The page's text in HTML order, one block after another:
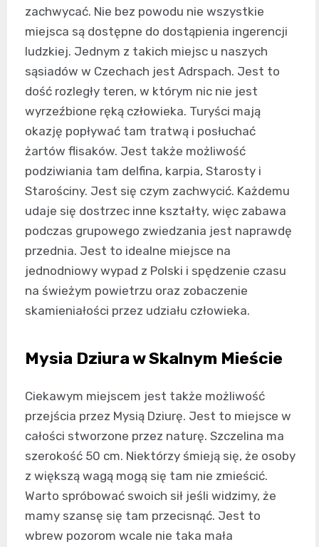
zachwycać. Nie bez powodu nie wszystkie
miejsca są dostępne do dostąpienia ingerencji
ludzkiej. Jednym z takich miejsc u naszych
sąsiadów w Czechach jest Adrspach. Jest to
dość rozległy teren, w którym nic nie jest
wyrzeźbione ręką człowieka. Turyści mają
okazję popływać tam tratwą i posłuchać
żartów flisaków. Jest także możliwość
podziwiania tam delfina, karpia, Starosty i
Starościny. Jest się czym zachwycić. Każdemu
udaje się dostrzec inne kształty, więc zabawa
podczas grupowego zwiedzania jest naprawdę
przednia. Jest to idealne miejsce na
jednodniowy wypad z Polski i spędzenie czasu
na świeżym powietrzu oraz zobaczenie
skamieniałości przez udziału człowieka.
Mysia Dziura w Skalnym Mieście
Ciekawym miejscem jest także możliwość
przejścia przez Mysią Dziurę. Jest to miejsce w
całości stworzone przez naturę. Szczelina ma
szerokość 50 cm. Niektórzy śmieją się, że osoby
z większą wagą mogą się tam nie zmieścić.
Warto spróbować swoich sił jeśli widzimy, że
mamy szansę się tam przecisnąć. Jest to
wbrew pozorom wcale nie taka mała